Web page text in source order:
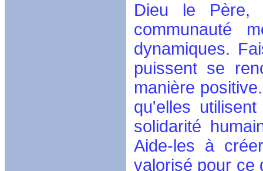
Dieu le Père,
communauté
dynamiques.
puissent se
manière
qu'elles
solidarité
Aide-les à
valorisé pour ce